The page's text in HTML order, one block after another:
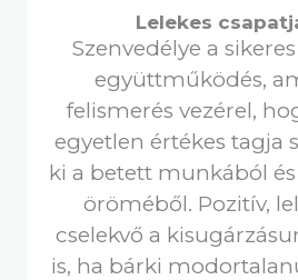
Lelekes
Szenvedélye a
együttműködés,
felismerés vezérel,
egyetlen értékes tagja
ki a betett munkából
öröméből. Pozitív,
cselekvő a
is, ha bárki